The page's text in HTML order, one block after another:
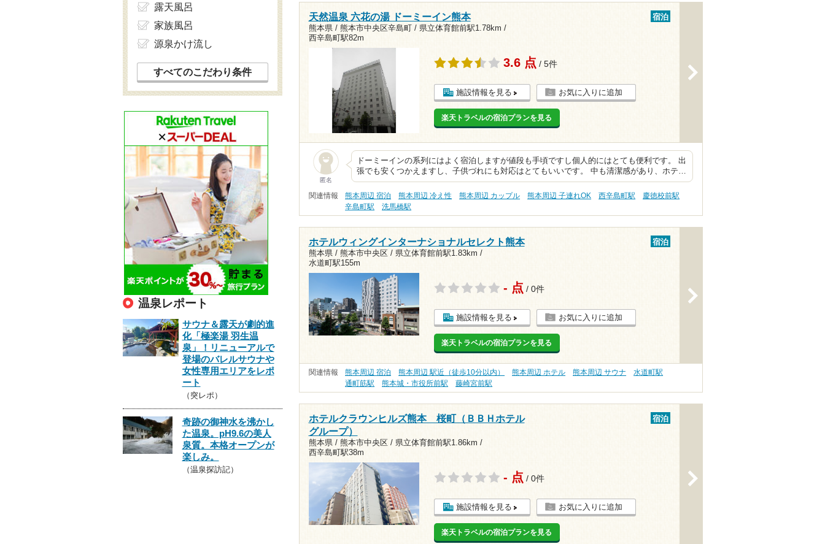
天然温泉 六花の湯 ドーミーイン熊本
熊本県 / 熊本市中央区辛島町 / 県立体育館前駅1.78km /
西辛島町駅82m
宿泊
3.6 点 / 5件
施設情報を見る お気に入りに追加
楽天トラベルの宿泊プランを見る
匿名
ドーミーインの系列にはよく宿泊しますが値段も手頃ですし個人的にはとても便利です。 出
張でも安くつかえますし、子供づれにも対応はとてもいいです。 中も清潔感があり、ホテ…
関連情報 熊本周辺 宿泊 熊本周辺 冷え性 熊本周辺 カップル 熊本周辺 子連れOK 西辛島町駅
慶徳校前駅
辛島町駅
洗馬橋駅
ホテルウィングインターナショナルセレクト熊本
熊本県 / 熊本市中央区 / 県立体育館前駅1.83km /
水道町駅155m
宿泊
- 点 / 0件
施設情報を見る お気に入りに追加
楽天トラベルの宿泊プランを見る
関連情報 熊本周辺 宿泊 熊本周辺 駅近（徒歩10分以内） 熊本周辺 ホテル 熊本周辺 サウナ
水道町駅
通町筋駅
熊本城・市役所前駅 藤崎宮前駅
ホテルクラウンヒルズ熊本 桜町（ＢＢＨホテル
グループ）
熊本県 / 熊本市中央区 / 県立体育館前駅1.86km /
西辛島町駅38m
宿泊
- 点 / 0件
施設情報を見る お気に入りに追加
楽天トラベルの宿泊プランを見る
露天風呂
家族風呂
源泉かけ流し
すべてのこだわり条件
温泉レポート
サウナ＆露天が劇的進
化「極楽湯 羽生温
泉」！リニューアルで
登場のバレルサウナや
女性専用エリアをレポ
ート
（突レポ）
奇跡の御神水を沸かし
た温泉。pH9.6の美人
泉質。本格オープンが
楽しみ。
（温泉探訪記）